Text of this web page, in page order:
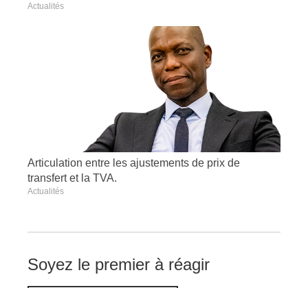
Actualités
Articulation entre les ajustements de prix de
transfert et la TVA.
Actualités
Soyez le premier à réagir